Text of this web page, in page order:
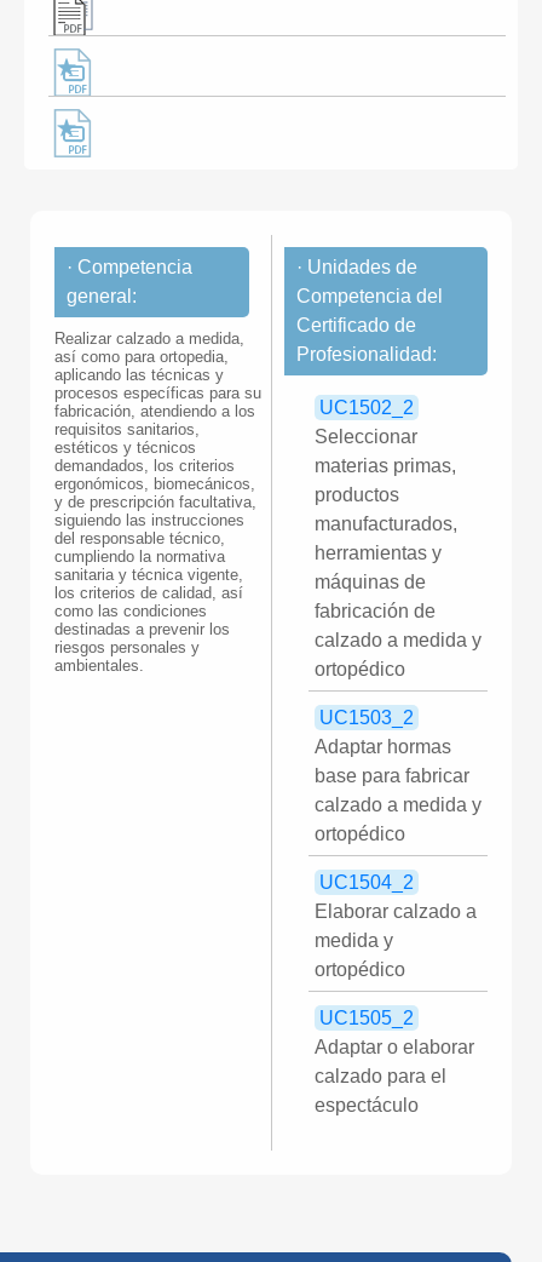
· Competencia
general:
Realizar calzado a medida,
así como para ortopedia,
aplicando las técnicas y
procesos específicas para su
fabricación, atendiendo a los
requisitos sanitarios,
estéticos y técnicos
demandados, los criterios
ergonómicos, biomecánicos,
y de prescripción facultativa,
siguiendo las instrucciones
del responsable técnico,
cumpliendo la normativa
sanitaria y técnica vigente,
los criterios de calidad, así
como las condiciones
destinadas a prevenir los
riesgos personales y
ambientales.
· Unidades de
Competencia del
Certificado de
Profesionalidad:
UC1502_2
Seleccionar
materias primas,
productos
manufacturados,
herramientas y
máquinas de
fabricación de
calzado a medida y
ortopédico
UC1503_2
Adaptar hormas
base para fabricar
calzado a medida y
ortopédico
UC1504_2
Elaborar calzado a
medida y
ortopédico
UC1505_2
Adaptar o elaborar
calzado para el
espectáculo